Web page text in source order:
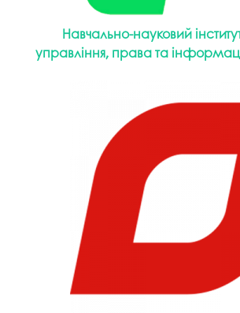
Навчально-науковий
управління, права та